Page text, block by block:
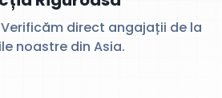
direct angajații de la
noastre din Asia.